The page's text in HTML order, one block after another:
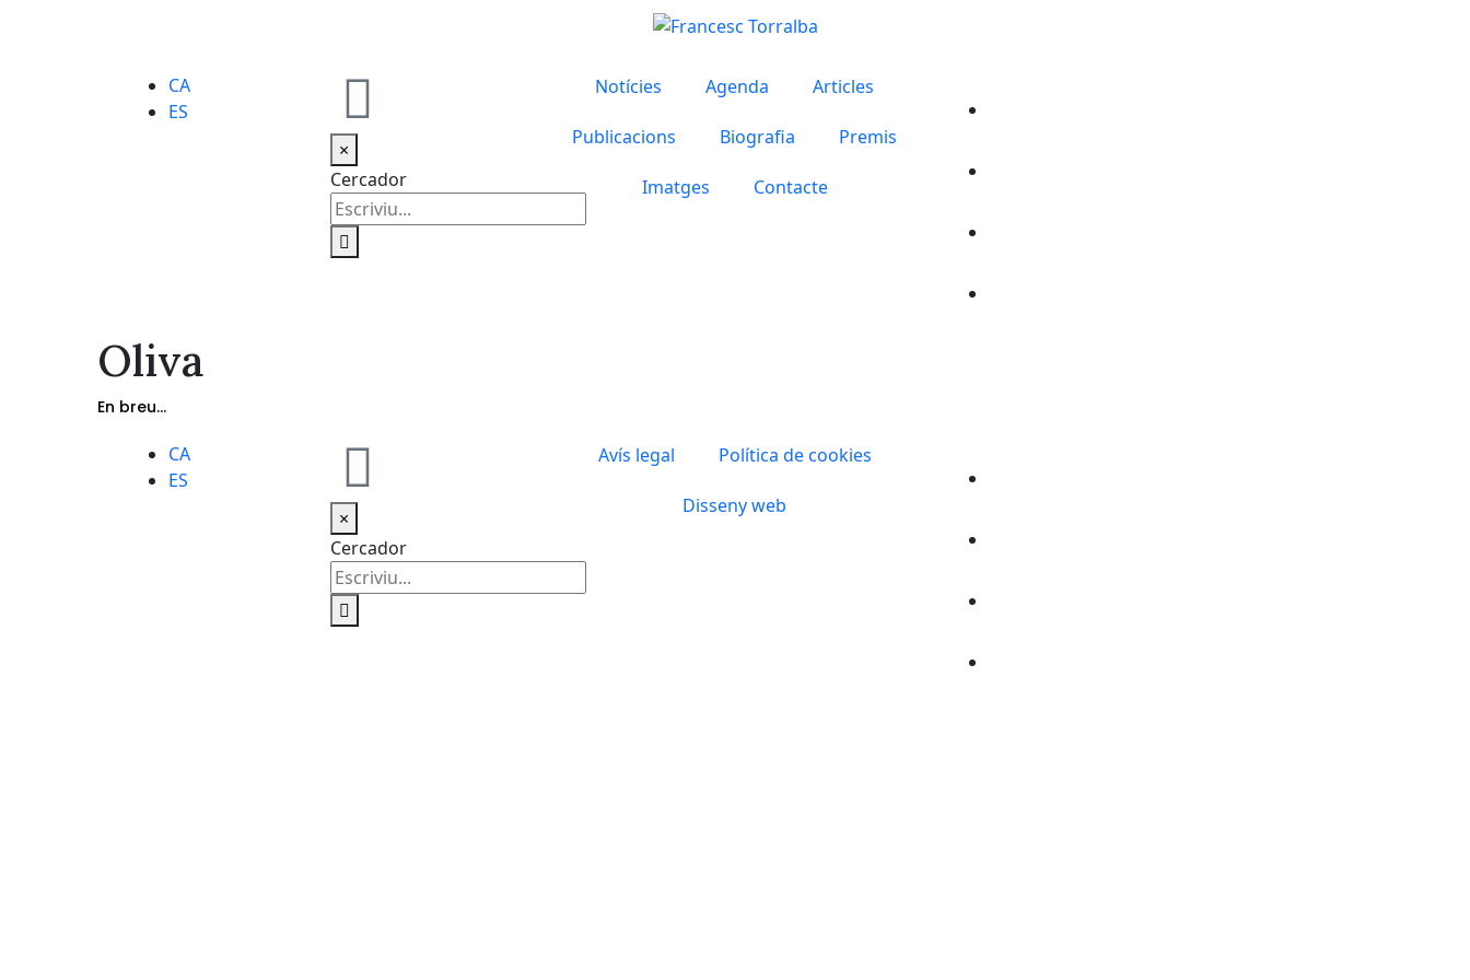
CA
ES
×
Cercador
Notícies Agenda Articles
Publicacions Biografia Premis
Imatges Contacte
Oliva
En breu...
CA
ES
×
Cercador
Avís legal Política de cookies
Disseny web